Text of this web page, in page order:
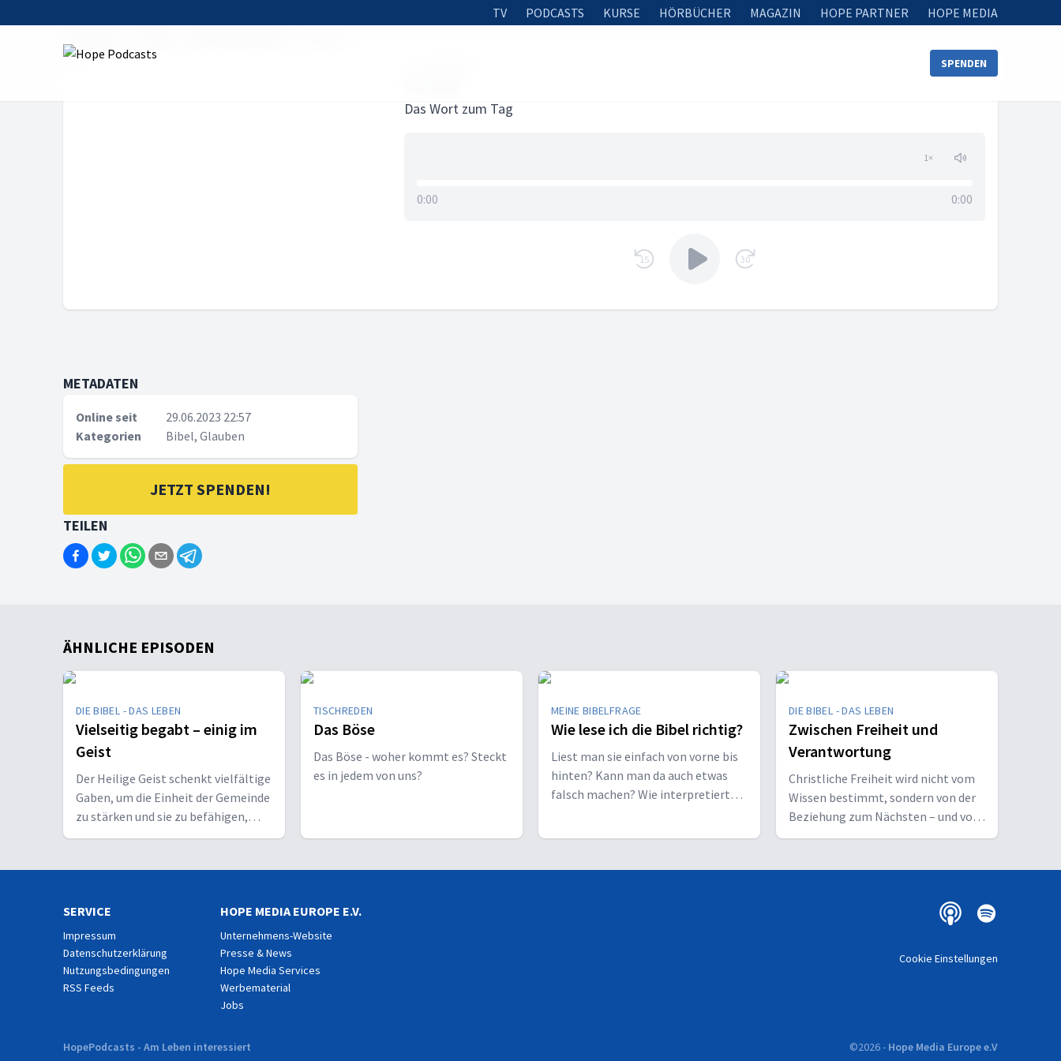
TV PODCASTS KURSE HÖRBÜCHER MAGAZIN HOPE PARTNER HOPE MEDIA
SPENDEN
Das Wort zum Tag
1×
0:00 0:00
15 30
METADATEN
Online seit
29.06.2023 22:57
Kategorien
Bibel, Glauben
JETZT SPENDEN!
TEILEN
ÄHNLICHE EPISODEN
DIE BIBEL - DAS LEBEN
Vielseitig begabt – einig im
Geist
Der Heilige Geist schenkt vielfältige
Gaben, um die Einheit der Gemeinde
zu stärken und sie zu befähigen,
Christus vor den Menschen zu
TISCHREDEN
Das Böse
Das Böse - woher kommt es? Steckt
es in jedem von uns?
MEINE BIBELFRAGE
Wie lese ich die Bibel richtig?
Liest man sie einfach von vorne bis
hinten? Kann man da auch etwas
falsch machen? Wie interpretiert
DIE BIBEL - DAS LEBEN
Zwischen Freiheit und
Verantwortung
Christliche Freiheit wird nicht vom
Wissen bestimmt, sondern von der
Beziehung zum Nächsten – und vom
Ziel, Gott zu ehren.
SERVICE
Impressum
Datenschutzerklärung
Nutzungsbedingungen
RSS Feeds
HOPE MEDIA EUROPE E.V.
Unternehmens-Website
Presse & News
Hope Media Services
Werbematerial
Jobs
Cookie Einstellungen
HopePodcasts - Am Leben interessiert ©2026- Hope Media Europe e.V